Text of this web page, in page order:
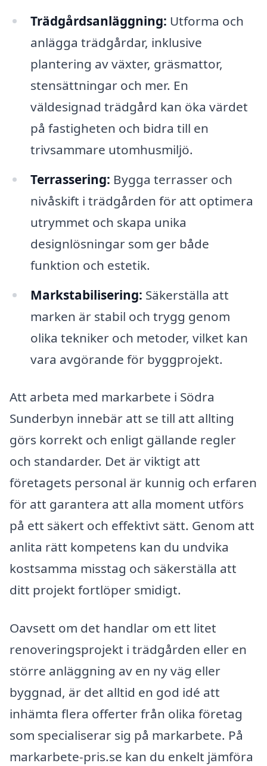
Trädgårdsanläggning: Utforma och
anlägga trädgårdar, inklusive
plantering av växter, gräsmattor,
stensättningar och mer. En
väldesignad trädgård kan öka värdet
på fastigheten och bidra till en
trivsammare utomhusmiljö.
Terrassering: Bygga terrasser och
nivåskift i trädgården för att optimera
utrymmet och skapa unika
designlösningar som ger både
funktion och estetik.
Markstabilisering: Säkerställa att
marken är stabil och trygg genom
olika tekniker och metoder, vilket kan
vara avgörande för byggprojekt.
Att arbeta med markarbete i Södra
Sunderbyn innebär att se till att allting
görs korrekt och enligt gällande regler
och standarder. Det är viktigt att
företagets personal är kunnig och erfaren
för att garantera att alla moment utförs
på ett säkert och effektivt sätt. Genom att
anlita rätt kompetens kan du undvika
kostsamma misstag och säkerställa att
ditt projekt fortlöper smidigt.
Oavsett om det handlar om ett litet
renoveringsprojekt i trädgården eller en
större anläggning av en ny väg eller
byggnad, är det alltid en god idé att
inhämta flera offerter från olika företag
som specialiserar sig på markarbete. På
markarbete-pris.se kan du enkelt jämföra